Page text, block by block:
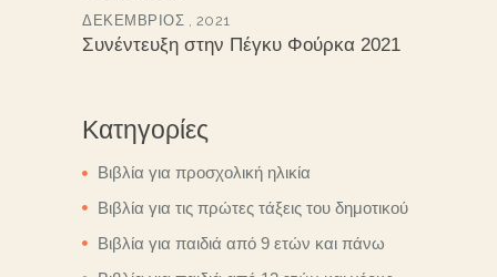
ΔΕΚΈΜΒΡΙΟΣ , 2021
Συνέντευξη στην Πέγκυ Φούρκα 2021
Κατηγορίες
Βιβλία για προσχολική ηλικία
Βιβλία για τις πρώτες τάξεις του δημοτικού
Βιβλία για παιδιά από 9 ετών και πάνω